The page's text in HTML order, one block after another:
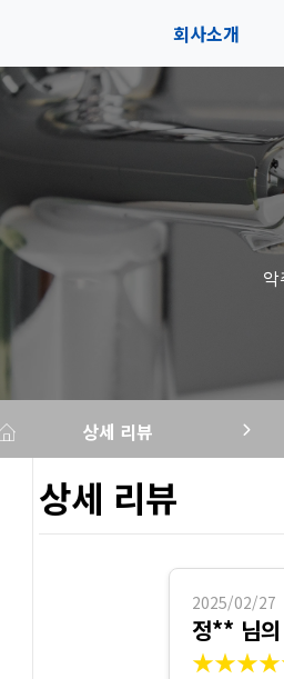
회사소개
오시는길
상세 리뷰
상세 리뷰
2025/02/27
정** 님